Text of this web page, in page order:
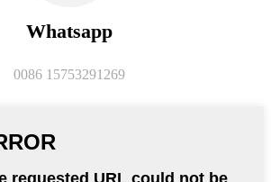
Whatsapp
0086 15753291269